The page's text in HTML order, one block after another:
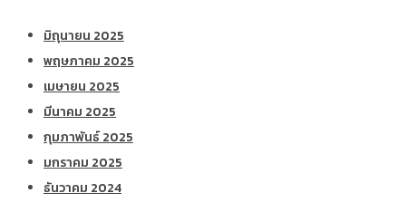
มิถุนายน 2025
พฤษภาคม 2025
เมษายน 2025
มีนาคม 2025
กุมภาพันธ์ 2025
มกราคม 2025
ธันวาคม 2024